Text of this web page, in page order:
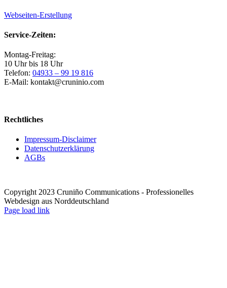
Webseiten-Erstellung
Service-Zeiten:
Montag-Freitag:
10 Uhr bis 18 Uhr
Telefon: 04933 – 99 19 816
E-Mail: kontakt@cruninio.com
Rechtliches
Impressum-Disclaimer
Datenschutzerklärung
AGBs
Copyright 2023 Cruniño Communications - Professionelles
Webdesign aus Norddeutschland
Page load link